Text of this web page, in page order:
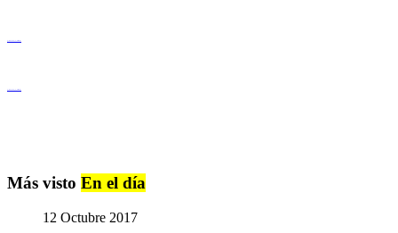
Más visto En el día
12 Octubre 2017